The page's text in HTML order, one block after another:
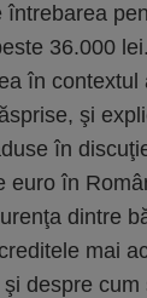
întrebarea
36.000
în
şi
în
euro în
dintre
mai
despre